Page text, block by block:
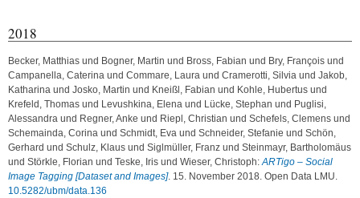
2018
Becker, Matthias und Bogner, Martin und Bross, Fabian und Bry, François und
Campanella, Caterina und Commare, Laura und Cramerotti, Silvia und Jakob,
Katharina und Josko, Martin und Kneißl, Fabian und Kohle, Hubertus und
Krefeld, Thomas und Levushkina, Elena und Lücke, Stephan und Puglisi,
Alessandra und Regner, Anke und Riepl, Christian und Schefels, Clemens und
Schemainda, Corina und Schmidt, Eva und Schneider, Stefanie und Schön,
Gerhard und Schulz, Klaus und Siglmüller, Franz und Steinmayr, Bartholomäus
und Störkle, Florian und Teske, Iris und Wieser, Christoph:ARTigo – Social
Image Tagging [Dataset and Images]. 15. November 2018. Open Data LMU.
10.5282/ubm/data.136